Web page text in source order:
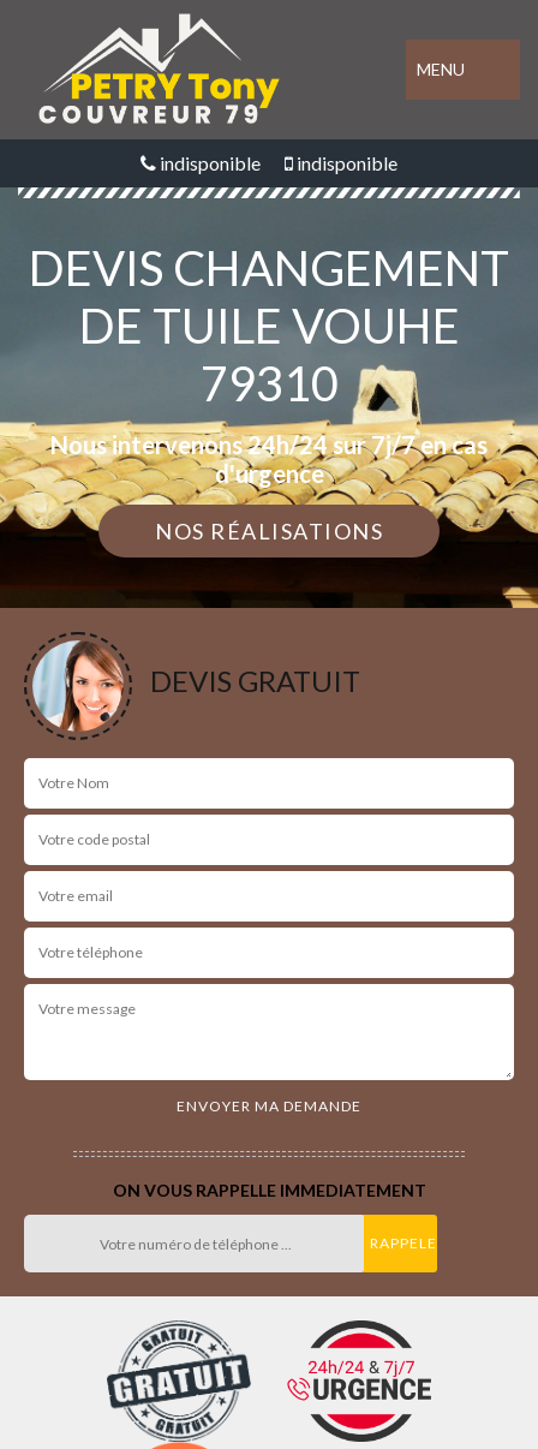
MENU
indisponible indisponible
DEVIS CHANGEMENT
DE TUILE VOUHE
79310
Nous intervenons 24h/24 sur 7j/7 en cas
d'urgence
NOS RÉALISATIONS
DEVIS GRATUIT
ON VOUS RAPPELLE IMMEDIATEMENT